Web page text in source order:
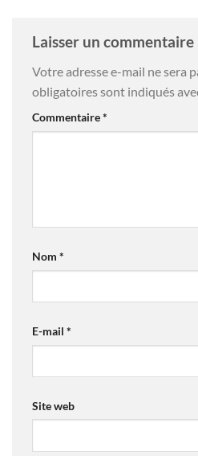
Laisser un commentaire
Votre adresse e-mail ne sera
obligatoires sont indiqués
Commentaire*
Nom *
E-mail *
Site web